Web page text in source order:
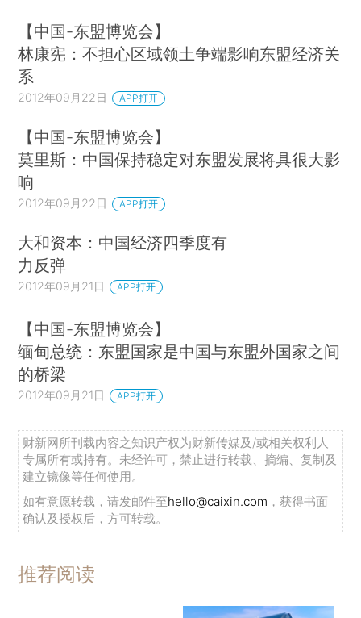
【中国-东盟博览会】
林康宪：不担心区域领土争端影响东盟经济关
系
2012年09月22日 APP打开
【中国-东盟博览会】
莫里斯：中国保持稳定对东盟发展将具很大影
响
2012年09月22日 APP打开
大和资本：中国经济四季度有
力反弹
2012年09月21日 APP打开
【中国-东盟博览会】
缅甸总统：东盟国家是中国与东盟外国家之间
的桥梁
2012年09月21日 APP打开
财新网所刊载内容之知识产权为财新传媒及/或相关权利人
专属所有或持有。未经许可，禁止进行转载、摘编、复制及
建立镜像等任何使用。
如有意愿转载，请发邮件至hello@caixin.com ，获得书面
确认及授权后，方可转载。
推荐阅读